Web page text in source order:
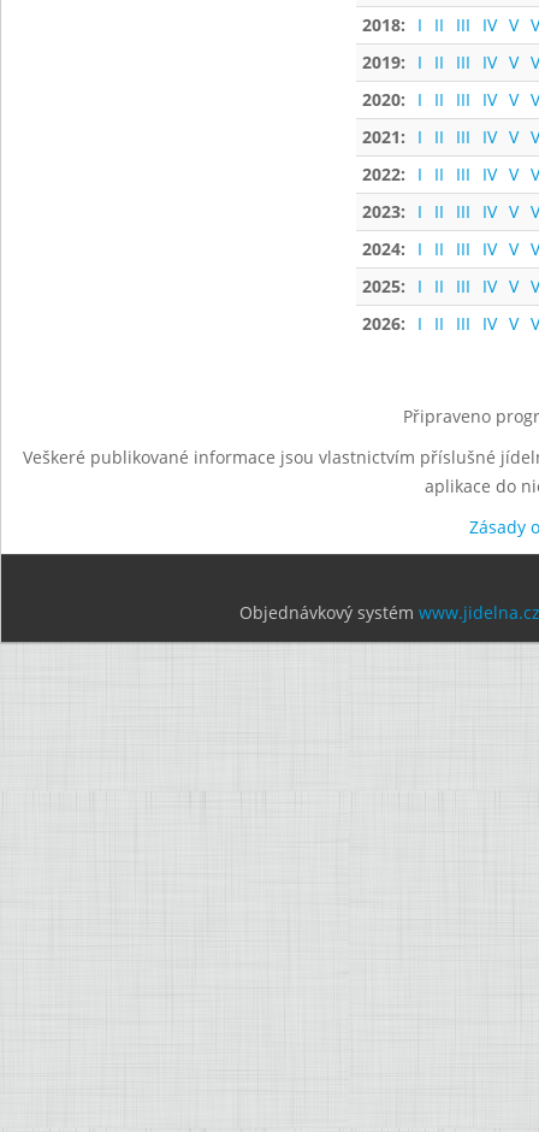
2018:
I II III IV V
2019:
I II III IV V
2020:
I II III IV V
2021:
I II III IV V
2022:
I II III IV V
2023:
I II III IV V
2024:
I II III IV V
2025:
I II III IV V
2026:
I II III IV V
Připraveno
Veškeré publikované informace jsou vlastnictvím příslušné
aplikace do
Zásady
Objednávkový systém www.jidelna.cz